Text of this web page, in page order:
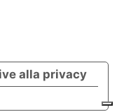
alla privacy